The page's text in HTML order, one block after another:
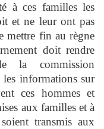
à ces familles les
et ne leur ont pas
mettre fin au règne
doit rendre
la commission
les informations sur
ces hommes et
aux familles et à
transmis aux